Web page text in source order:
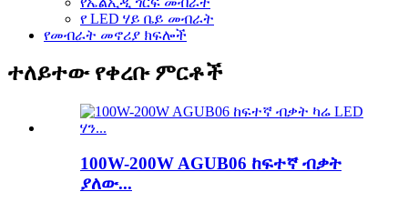
የ LED ሃይ ቤይ መብራት
የመብራት መኖሪያ ክፍሎች
ተለይተው የቀረቡ ምርቶች
100W-200W AGUB06 ከፍተኛ ብቃት
ያለው...